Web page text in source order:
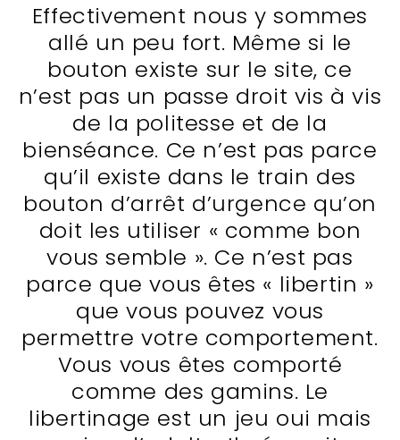
Effectivement nous y sommes
allé un peu fort. Même si le
bouton existe sur le site, ce
n’est pas un passe droit vis à vis
de la politesse et de la
bienséance. Ce n’est pas parce
qu’il existe dans le train des
bouton d’arrêt d’urgence qu’on
doit les utiliser « comme bon
vous semble ». Ce n’est pas
parce que vous êtes « libertin »
que vous pouvez vous
permettre votre comportement.
Vous vous êtes comporté
comme des gamins. Le
libertinage est un jeu oui mais